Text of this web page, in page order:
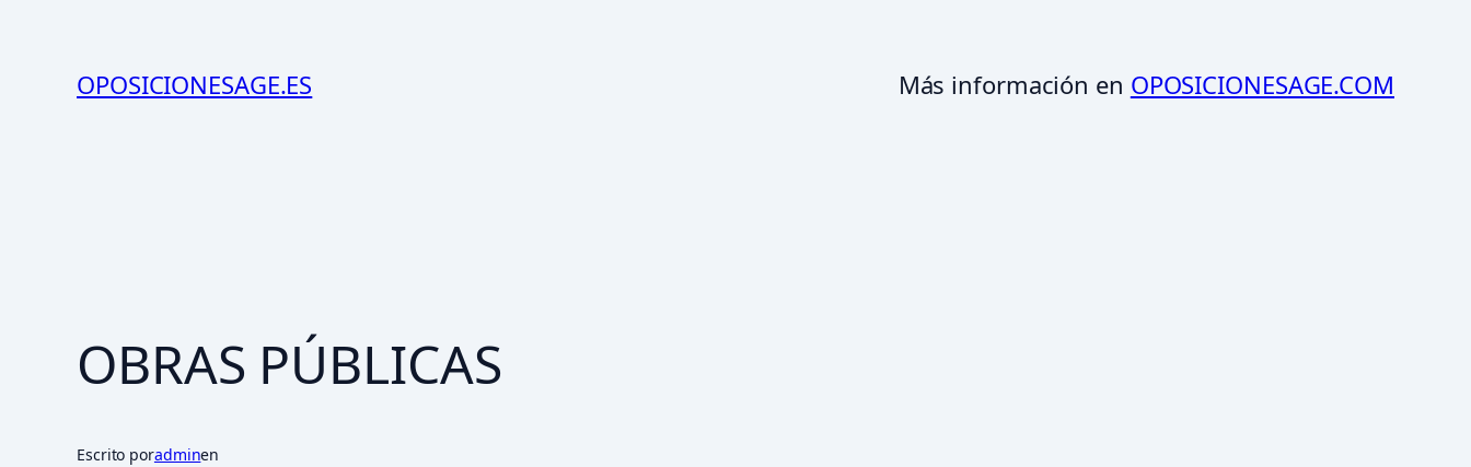
contenido
OPOSICIONESAGE.ES Más información en OPOSICIONESAGE.COM
OBRAS PÚBLICAS
Escrito poradminen